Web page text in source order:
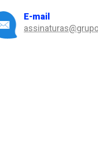
E-mail